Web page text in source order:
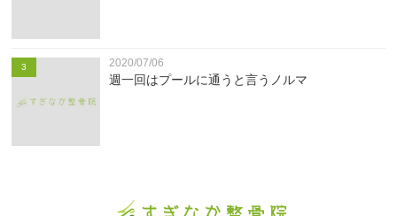
3 2020/07/06
週一回はプールに通うと言うノルマ